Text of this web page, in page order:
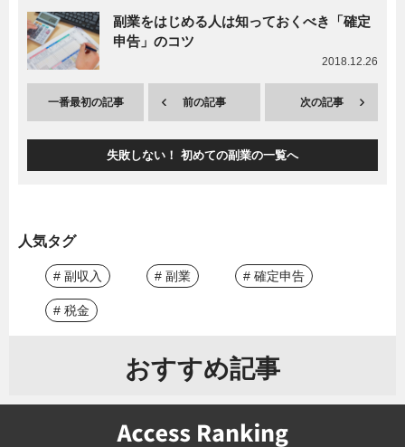
副業をはじめる人は知っておくべき「確定
申告」のコツ
2018.12.26
一番最初の記事 前の記事 次の記事
失敗しない！ 初めての副業の一覧へ
人気タグ
# 副収入 # 副業 # 確定申告
# 税金
おすすめ記事